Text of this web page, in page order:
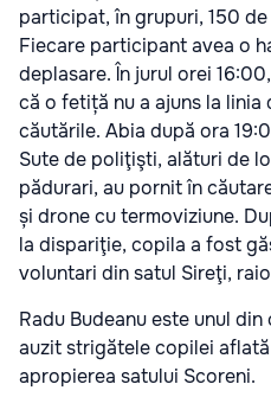
participat, în grupuri, 150
Fiecare participant avea o
deplasare. În jurul orei
că o fetiță nu a ajuns la
căutările. Abia după ora
Sute de poliţişti, alături de
pădurari, au pornit în
și drone cu termoviziune.
la dispariţie, copila a fost
voluntari din satul Sireţi,
Radu Budeanu este unul
auzit strigătele copilei
apropierea satului Scoreni.